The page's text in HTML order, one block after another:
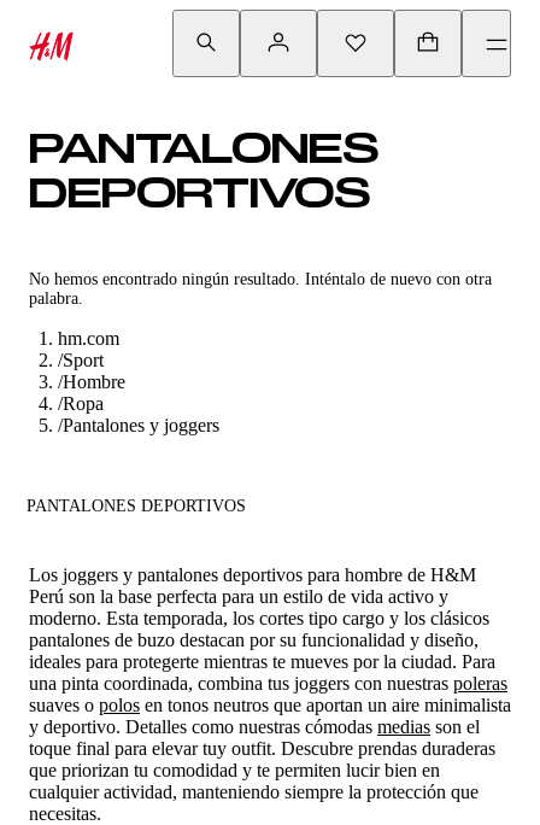
PANTALONES
DEPORTIVOS
No hemos encontrado ningún resultado. Inténtalo de nuevo con otra
palabra.
hm.com
/Sport
/Hombre
/Ropa
/Pantalones y joggers
PANTALONES DEPORTIVOS
Los joggers y pantalones deportivos para hombre de H&M
Perú son la base perfecta para un estilo de vida activo y
moderno. Esta temporada, los cortes tipo cargo y los clásicos
pantalones de buzo destacan por su funcionalidad y diseño,
ideales para protegerte mientras te mueves por la ciudad. Para
una pinta coordinada, combina tus joggers con nuestras poleras
suaves o polos en tonos neutros que aportan un aire minimalista
y deportivo. Detalles como nuestras cómodas medias son el
toque final para elevar tuy outfit. Descubre prendas duraderas
que priorizan tu comodidad y te permiten lucir bien en
cualquier actividad, manteniendo siempre la protección que
necesitas.